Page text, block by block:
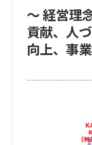
～ 経営理
貢献、人
向上、事